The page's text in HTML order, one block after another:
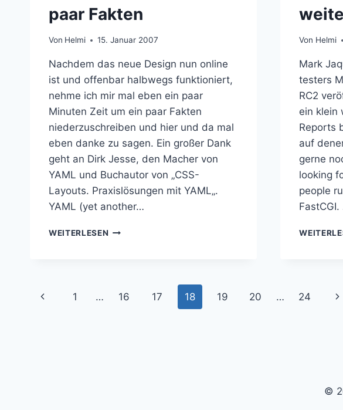
paar Fakten
Von Helmi 15. Januar 2007
Nachdem das neue Design nun online
ist und offenbar halbwegs funktioniert,
nehme ich mir mal eben ein paar
Minuten Zeit um ein paar Fakten
niederzuschreiben und hier und da mal
eben danke zu sagen. Ein großer Dank
geht an Dirk Jesse, den Macher von
YAML und Buchautor von „CSS-
Layouts. Praxislösungen mit YAML„.
YAML (yet another…
WEITERLESEN DAS
PAAR
FAKTEN
Von Helmi
Mark
testers
RC2
ein klein
Reports
auf
gerne
looking
people
Seitennavigation
Vorherige
1 … 16 17 18 19 20 … 24
©